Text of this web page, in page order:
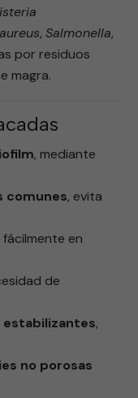
, Salmonella,
por residuos
magra.
, mediante
comunes, evita
fácilmente en
de
,
no porosas